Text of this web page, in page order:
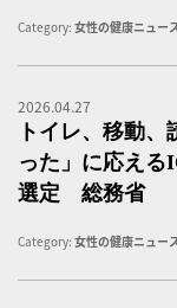
Category: 女性の健康ニュー
2026.04.27
トイレ、移動
った」に応える
選定 総務省
Category: 女性の健康ニュー